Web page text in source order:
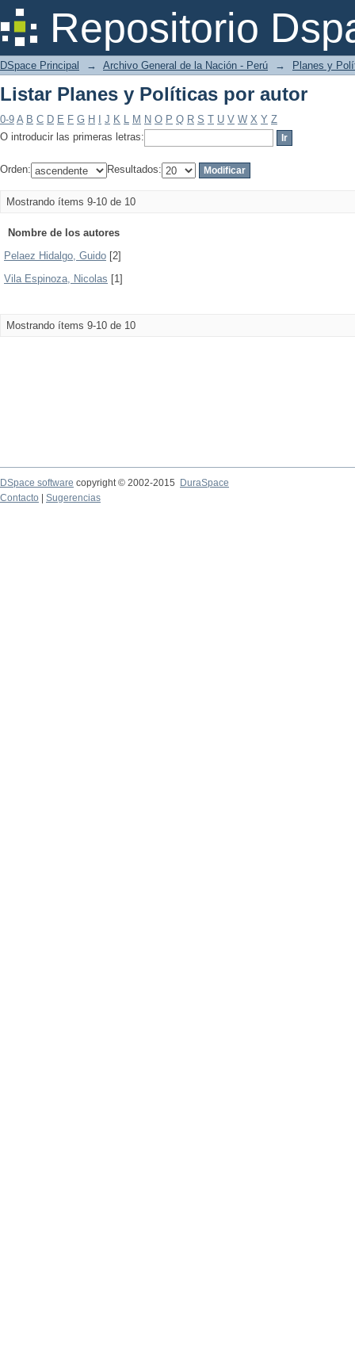
Repositorio
Listar Planes y Políticas por autor
DSpace Principal → Archivo General de la Nación - Perú → Planes y
Listar Planes y Políticas por autor
0-9 A B C D E F G H J K L M N O P Q R S T U V W X Y Z
O introducir las primeras letras:
Orden: Resultados:
Mostrando ítems 9-10 de 10
Nombre de los autores
Pelaez Hidalgo, Guido [2]
Vila Espinoza, Nicolas [1]
Mostrando ítems 9-10 de 10
DSpace software copyright © 2002-2015
DuraSpace
Contacto
Sugerencias